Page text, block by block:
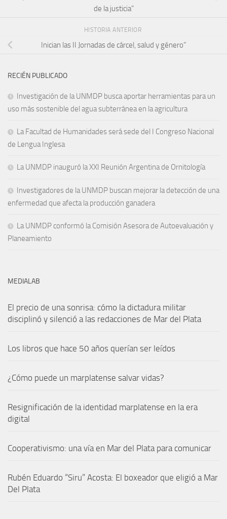
de la justicia”
HISTORIA ANTERIOR
Inician las II Jornadas de cárcel, salud y género”
RECIÉN PUBLICADO
Investigación de la UNMDP busca aportar herramientas para un
uso más sostenible del agua subterránea en la agricultura
La Facultad de Humanidades será sede del I Congreso Nacional
de Lengua Inglesa
La UNMDP inauguró la XXI Reunión Argentina de Ornitología
Investigadores de la UNMDP buscan mejorar la detección de una
enfermedad que afecta la producción ganadera
La UNMDP conformó la Comisión Asesora de Autoevaluación y
Planeamiento
MEDIALAB
El precio de una sonrisa: cómo la dictadura militar
disciplinó y silenció a las redacciones de Mar del Plata
Los libros que hace 50 años querían ser leídos
¿Cómo puede un marplatense salvar vidas?
Resignificación de la identidad marplatense en la era
digital
Cooperativismo: una vía en Mar del Plata para comunicar
Rubén Eduardo “Siru” Acosta: El boxeador que eligió a Mar
Del Plata